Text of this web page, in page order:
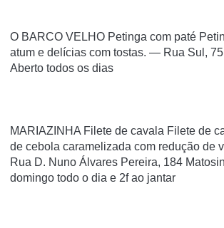
O BARCO VELHO Petinga com paté
atum e delícias com tostas. — Rua Sul,
Aberto todos os dias
MARIAZINHA Filete de cavala Filete de
de cebola caramelizada com redução de
Rua D. Nuno Álvares Pereira, 184
domingo todo o dia e 2f ao jantar